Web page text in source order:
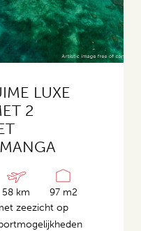
LUXE
2
58 km
97 m2
zeezicht op